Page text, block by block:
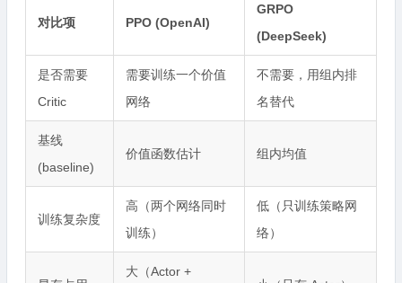
对比项 PPO (OpenAI)
GRPO
(DeepSeek)
是否需要
Critic
需要训练一个价值
网络
不需要，用组内排
名替代
基线
(baseline)
价值函数估计 组内均值
训练复杂度
高（两个网络同时
训练）
低（只训练策略网
络）
大（Actor +